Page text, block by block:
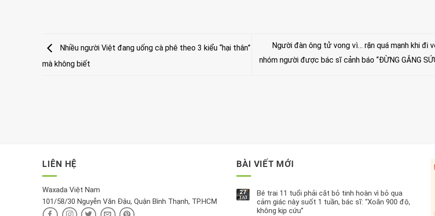
Nhiều người Việt đang uống cà phê theo 3 kiểu “hại thân”
mà không biết
Người đàn ông tử vong vì… rặn quá mạnh khi đi
nhóm người được bác sĩ cảnh báo “ĐỪNG GẮNG
LIÊN HỆ
Waxada Việt Nam
101/58/30 Nguyễn Văn Đậu, Quận Bình Thạnh, TP.HCM
BÀI VIẾT MỚI
27
Th3
Bé trai 11 tuổi phải cắt bỏ tinh hoàn vì bỏ qua
cảm giác này suốt 1 tuần, bác sĩ: “Xoắn 900 độ,
không kịp cứu”